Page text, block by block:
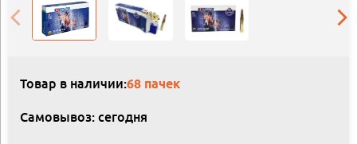
Товар в наличии:68 пачек
Самовывоз: сегодня